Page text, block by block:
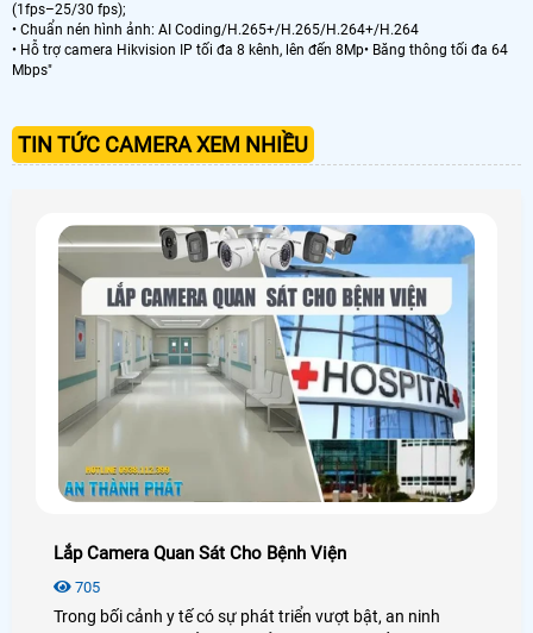
(1fps–25/30 fps);
• Chuẩn nén hình ảnh: AI Coding/H.265+/H.265/H.264+/H.264
• Hỗ trợ camera Hikvision IP tối đa 8 kênh, lên đến 8Mp• Băng thông tối đa 64
Mbps"
TIN TỨC CAMERA XEM NHIỀU
Lắp Camera Quan Sát Cho Bệnh Viện
705
Trong bối cảnh y tế có sự phát triển vượt bật, an ninh